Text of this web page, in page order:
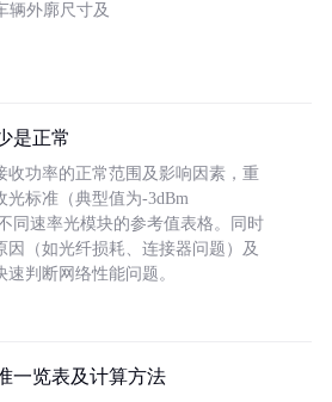
辆外廓尺寸及
是正常
收功率的正常范围及影响因素，重
光标准（典型值为-3dBm
同速率光模块的参考值表格。同时
因（如光纤损耗、连接器问题）及
判断网络性能问题。
一览表及计算方法